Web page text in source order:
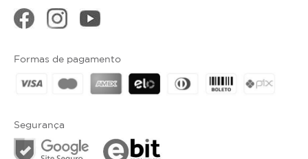
Segurança
Formas de pagamento